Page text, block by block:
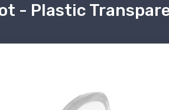
- Plastic